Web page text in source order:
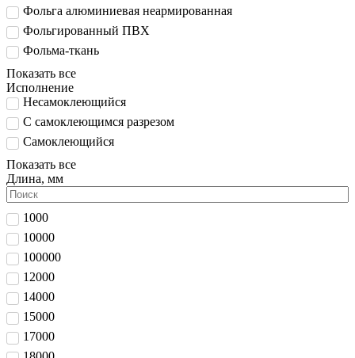
Фольга алюминиевая неармированная
Фольгированный ПВХ
Фольма-ткань
Показать все
Исполнение
Несамоклеющийся
С самоклеющимся разрезом
Самоклеющийся
Показать все
Длина, мм
1000
10000
100000
12000
14000
15000
17000